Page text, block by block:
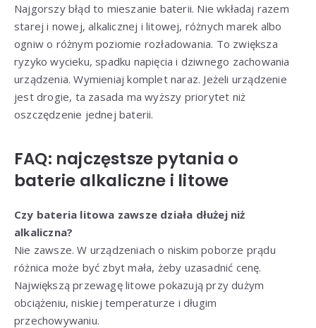
Najgorszy błąd to mieszanie baterii. Nie wkładaj razem
starej i nowej, alkalicznej i litowej, różnych marek albo
ogniw o różnym poziomie rozładowania. To zwiększa
ryzyko wycieku, spadku napięcia i dziwnego zachowania
urządzenia. Wymieniaj komplet naraz. Jeżeli urządzenie
jest drogie, ta zasada ma wyższy priorytet niż
oszczędzenie jednej baterii.
FAQ: najczęstsze pytania o
baterie alkaliczne i litowe
Czy bateria litowa zawsze działa dłużej niż
alkaliczna?
Nie zawsze. W urządzeniach o niskim poborze prądu
różnica może być zbyt mała, żeby uzasadnić cenę.
Największą przewagę litowe pokazują przy dużym
obciążeniu, niskiej temperaturze i długim
przechowywaniu.